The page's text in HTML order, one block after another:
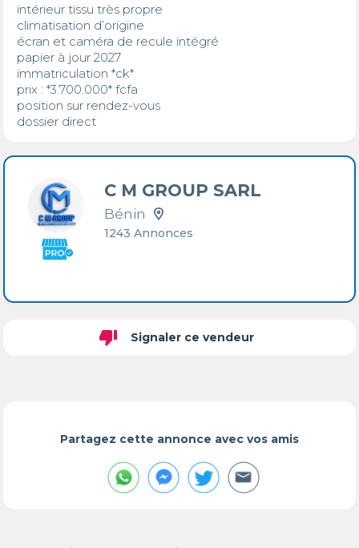
intérieur tissu très propre
climatisation d’origine
écran et caméra de recule intégré
papier à jour 2027
immatriculation *ck*
prix : *3.700.000* fcfa
position sur rendez-vous
dossier direct
C M GROUP SARL
Bénin
1243 Annonces
thumb_down Signaler ce vendeur
Partagez cette annonce avec vos amis